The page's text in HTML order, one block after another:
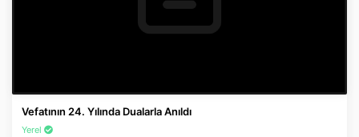
Vefatının 24. Yılında Dualarla Anıldı
Yerel